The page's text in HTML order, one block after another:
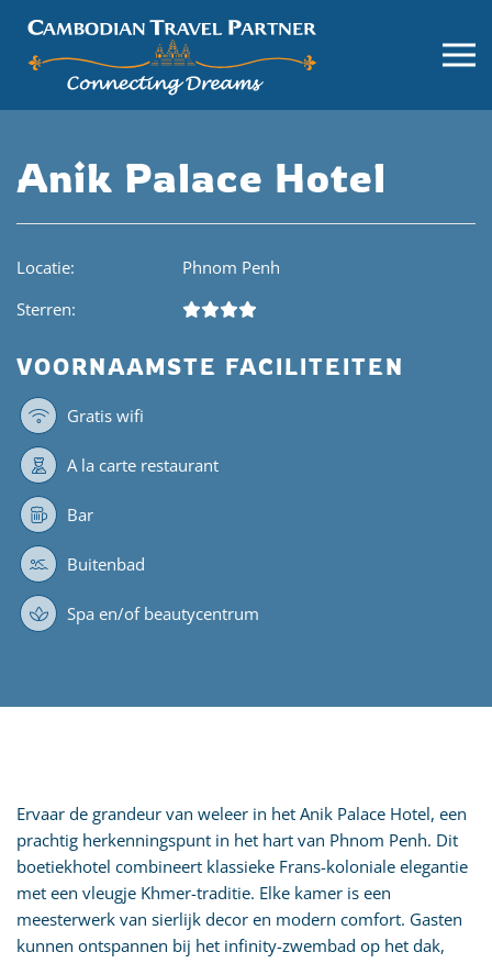
Anik Palace Hotel
Locatie:
Phnom Penh
Sterren:
VOORNAAMSTE FACILITEITEN
Gratis wifi
A la carte restaurant
Bar
Buitenbad
Spa en/of beautycentrum
Ervaar de grandeur van weleer in het Anik Palace Hotel, een
prachtig herkenningspunt in het hart van Phnom Penh. Dit
boetiekhotel combineert klassieke Frans-koloniale elegantie
met een vleugje Khmer-traditie. Elke kamer is een
meesterwerk van sierlijk decor en modern comfort. Gasten
kunnen ontspannen bij het infinity-zwembad op het dak,